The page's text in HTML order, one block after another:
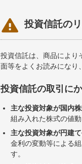
 投資信託の
投資信託は、商品により
面等をよくお読みになり
投資信託の取引に
主な投資対象が国内
組み入れた株式の値
主な投資対象が円建
金利の変動等による
す。